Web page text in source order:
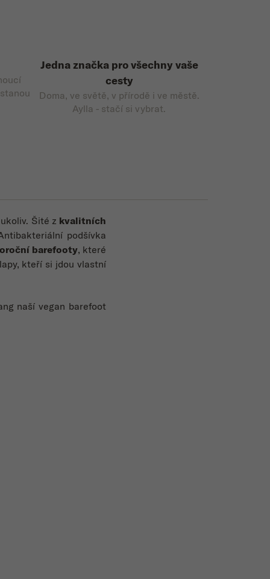
Jedna značka pro všechny vaše
cesty
Doma, ve světě, v přírodě i ve městě.
Aylla - stačí si vybrat.
Šité z kvalitních
podšívka
barefooty, které
kteří si jdou vlastní
naší vegan barefoot